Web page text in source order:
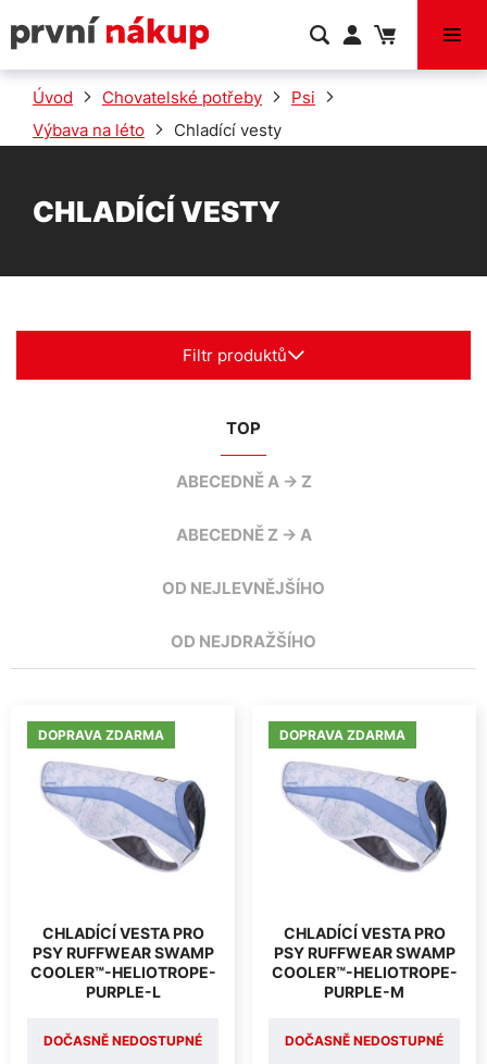
VÝPRODEJ
Úvod Chovatelské potřeby
Psi
Výbava na léto
Chladící vesty
CHLADÍCÍ VESTY
Filtr produktů
TOP
ABECEDNĚ A -> Z
ABECEDNĚ Z -> A
OD NEJLEVNĚJŠÍHO
OD NEJDRAŽŠÍHO
DOPRAVA ZDARMA
CHLADÍCÍ VESTA PRO
PSY RUFFWEAR SWAMP
COOLER™-HELIOTROPE-
PURPLE-L
DOČASNĚ NEDOSTUPNÉ
DOPRAVA ZDARMA
CHLADÍCÍ VESTA PRO
PSY RUFFWEAR SWAMP
COOLER™-HELIOTROPE-
PURPLE-M
DOČASNĚ NEDOSTUPNÉ